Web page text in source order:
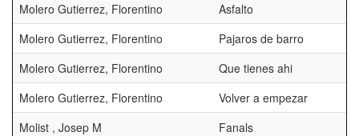
Molero Gutierrez, Florentino
Asfalto
Molero Gutierrez, Florentino
Pajaros de barro
Molero Gutierrez, Florentino
Que tienes ahi
Molero Gutierrez, Florentino
Volver a empezar
Molist , Josep M
Fanals